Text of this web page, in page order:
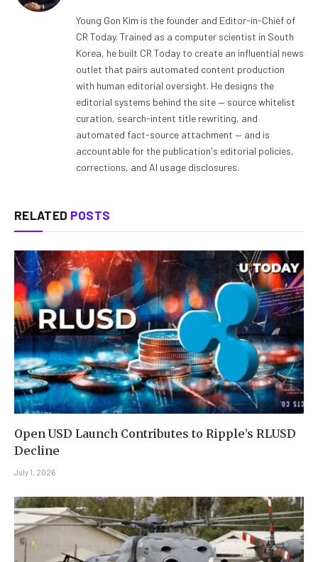
Young Gon Kim is the founder and Editor-in-Chief of
CR Today. Trained as a computer scientist in South
Korea, he built CR Today to create an influential news
outlet that pairs automated content production
with human editorial oversight. He designs the
editorial systems behind the site — source whitelist
curation, search-intent title rewriting, and
automated fact-source attachment — and is
accountable for the publication's editorial policies,
corrections, and AI usage disclosures.
RELATED POSTS
Open USD Launch Contributes to Ripple’s RLUSD
Decline
July 1, 2026